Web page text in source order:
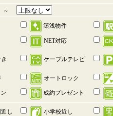
築浅物件
NET対応
ケーブルテレビ
オートロック
成約プレゼント
し 小学校近し